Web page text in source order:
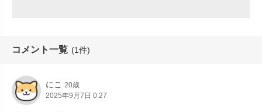
コメント一覧 (1件)
にこ 20歳
2025年9月7日 0:27